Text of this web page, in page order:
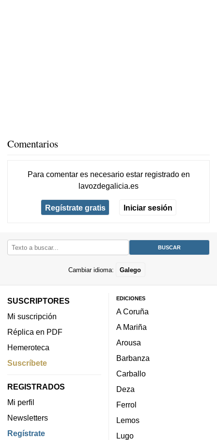
Comentarios
Para comentar es necesario estar registradoen
lavozdegalicia.es
Regístrate gratis Iniciar sesión
Cambiar idioma: Galego
SUSCRIPTORES
Mi suscripción
Réplica en PDF
Hemeroteca
Suscríbete
REGISTRADOS
Mi perfil
Newsletters
Regístrate
EDICIONES
A Coruña
A Mariña
Arousa
Barbanza
Carballo
Deza
Ferrol
Lemos
Lugo